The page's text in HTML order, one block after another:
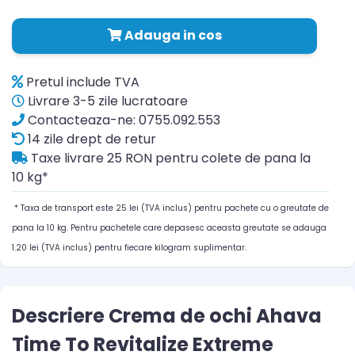
Adauga in cos
Pretul include TVA
Livrare 3-5 zile lucratoare
Contacteaza-ne: 0755.092.553
14 zile drept de retur
Taxe livrare 25 RON pentru colete de pana la
10 kg*
* Taxa de transport este 25 lei (TVA inclus) pentru pachete cu o greutate de
pana la 10 kg. Pentru pachetele care depasesc aceasta greutate se adauga
1.20 lei (TVA inclus) pentru fiecare kilogram suplimentar.
Descriere Crema de ochi Ahava
Time To Revitalize Extreme